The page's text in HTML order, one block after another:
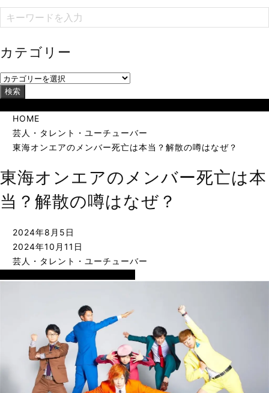
カテゴリー
検索
HOME
芸人・タレント・ユーチューバー
東海オンエアのメンバー死亡は本当？解散の噂はなぜ？
東海オンエアのメンバー死亡は本
当？解散の噂はなぜ？
2024年8月5日
2024年10月11日
芸人・タレント・ユーチューバー